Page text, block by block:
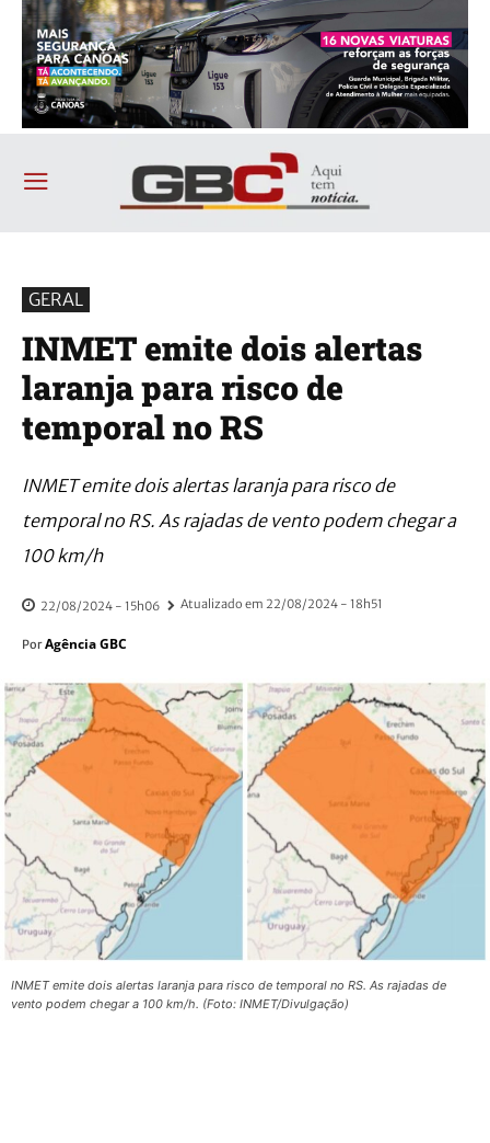
GERAL
INMET emite dois alertas
laranja para risco de
temporal no RS
INMET emite dois alertas laranja para risco de
temporal no RS. As rajadas de vento podem chegar a
100 km/h
22/08/2024 - 15h06 Atualizado em 22/08/2024 - 18h51
Por Agência GBC
INMET emite dois alertas laranja para risco de temporal no RS. As rajadas de
vento podem chegar a 100 km/h. (Foto: INMET/Divulgação)